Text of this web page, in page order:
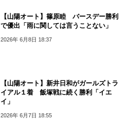
【山陽オート】篠原睦 バースデー勝利
で優出「雨に関しては言うことない」
2026年 6月8日 18:37
【山陽オート】新井日和がガールズトラ
イアル１着 飯塚戦に続く勝利「イエ
イ」
2026年 6月7日 18:55